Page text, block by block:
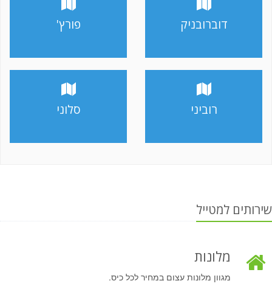
דוברובניק פורץ'
רוביני סלוני
שירותים למטייל
מלונות
מגוון מלונות עצום במחיר לכל כיס.